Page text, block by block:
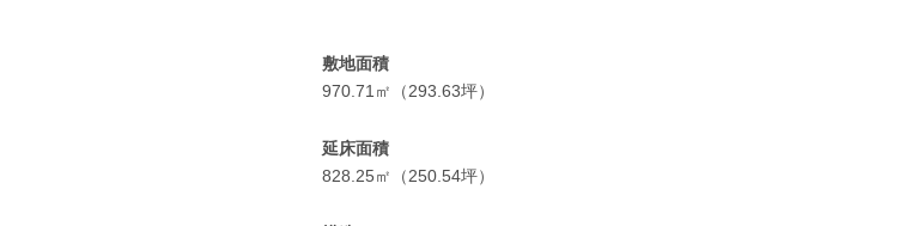
敷地面積
970.71㎡（293.63坪）
延床面積
828.25㎡（250.54坪）